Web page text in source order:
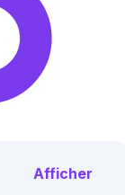
Afficher